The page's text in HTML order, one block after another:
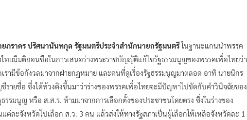
ยภราดร ปริศนานันทกุล รัฐมนตรีประจำสำนักนายกรัฐมนตรีในฐานะแกนนำพรรค
ทยมีมติถอนชื่อในการเสนอร่างพระราชบัญญัติแก้ไขรัฐธรรมนูญของพรรคเพื่อไทยว่า
เรามีข้อกังวลมาจากฝ่ายกฎหมาย และคนที่ดูเรื่องรัฐธรรมนูญมาตลอด อาทิ นายนิกร
ายชื่อ ซึ่งได้ท้วงติงขึ้นมาว่าร่างของพรรคเพื่อไทยจะมีปัญหาไปขัดกับคำวินิจฉัยของ
รรมนูญ หรือ ส.ส.ร. ห้ามมาจากการเลือกตั้งของประชาชนโดยตรง ซึ่งในร่างของ
แต่ละจังหวัดไปเลือก ส.ว. 3 คน แล้วส่งให้ทางรัฐสภาเป็นผู้เลือกให้เหลือจังหวัดละ 1